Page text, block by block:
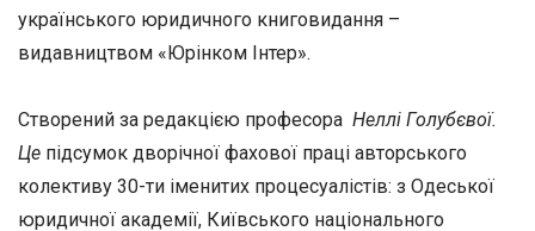
українського юридичного книговидання –
видавництвом «Юрінком Інтер».
Створений за редакцією професора Неллі Голубєвої.
Це підсумок дворічної фахової праці авторського
колективу 30-ти іменитих процесуалістів: з Одеської
юридичної академії, Київського національного